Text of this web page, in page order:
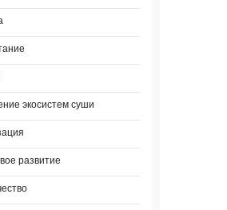
экосистем суши
развитие